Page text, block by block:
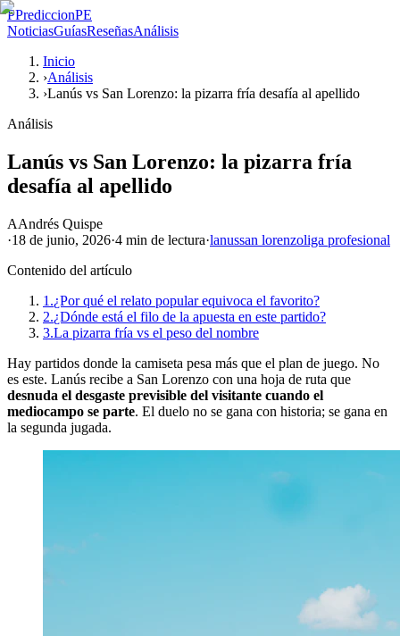
PPrediccionPE
NoticiasGuíasReseñasAnálisis
Inicio
›Análisis
›Lanús vs San Lorenzo: la pizarra fría desafía al apellido
Análisis
Lanús vs San Lorenzo: la pizarra fría
desafía al apellido
AAndrés Quispe
·18 de junio, 2026·4 min de lectura·lanussan lorenzoliga profesional
Contenido del artículo
1.¿Por qué el relato popular equivoca el favorito?
2.¿Dónde está el filo de la apuesta en este partido?
3.La pizarra fría vs el peso del nombre
Hay partidos donde la camiseta pesa más que el plan de juego. No
es este. Lanús recibe a San Lorenzo con una hoja de ruta que
desnuda el desgaste previsible del visitante cuando el
mediocampo se parte. El duelo no se gana con historia; se gana en
la segunda jugada.